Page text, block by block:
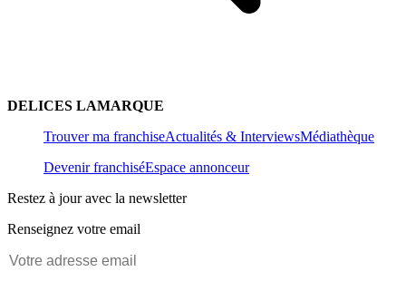
DELICES LAMARQUE
Trouver ma franchiseActualités & InterviewsMédiathèque
Devenir franchiséEspace annonceur
Restez à jour avec la newsletter
Renseignez votre email